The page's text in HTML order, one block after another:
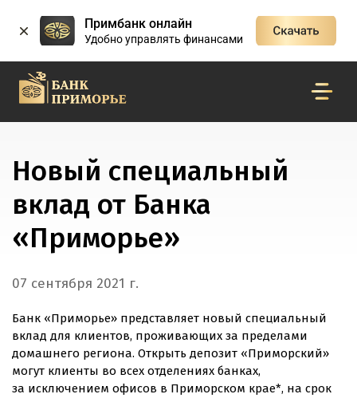
Примбанк онлайн
Удобно управлять финансами
Новый специальный
вклад от Банка
«Приморье»
07 сентября 2021 г.
Банк «Приморье» представляет новый специальный
вклад для клиентов, проживающих за пределами
домашнего региона. Открыть депозит «Приморский»
могут клиенты во всех отделениях банках,
за исключением офисов в Приморском крае*, на срок